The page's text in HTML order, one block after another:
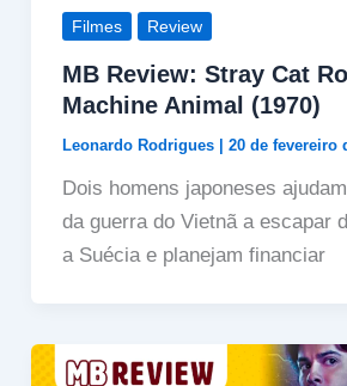
Filmes Review
MB Review: Stray Cat
Machine Animal (1970)
Leonardo Rodrigues 20 de fevereiro
Dois homens japoneses
da guerra do Vietnã a escapar
a Suécia e planejam financiar